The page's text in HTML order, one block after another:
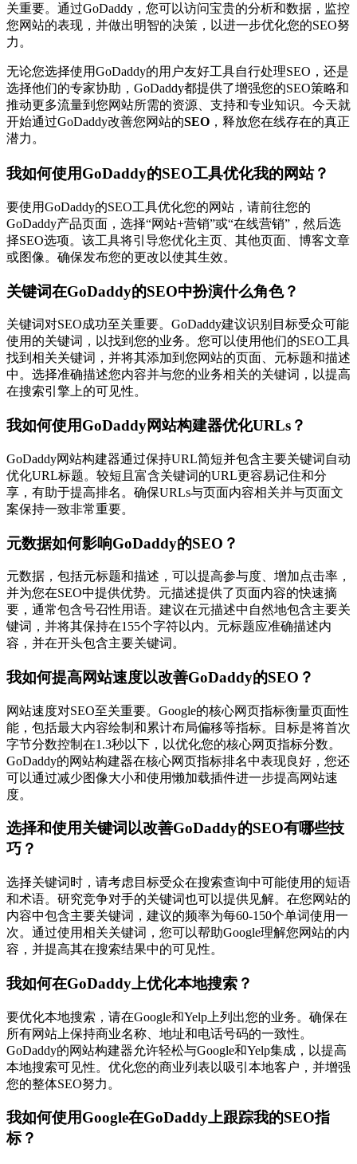
关重要。通过GoDaddy，您可以访问宝贵的分析和数据，监控
您网站的表现，并做出明智的决策，以进一步优化您的SEO努
力。
无论您选择使用GoDaddy的用户友好工具自行处理SEO，还是
选择他们的专家协助，GoDaddy都提供了增强您的SEO策略和
推动更多流量到您网站所需的资源、支持和专业知识。今天就
开始通过GoDaddy改善您网站的SEO ，释放您在线存在的真正
潜力。
我如何使用GoDaddy的SEO工具优化我的网站？
要使用GoDaddy的SEO工具优化您的网站，请前往您的
GoDaddy产品页面，选择“网站+营销”或“在线营销”，然后选
择SEO选项。该工具将引导您优化主页、其他页面、博客文章
或图像。确保发布您的更改以使其生效。
关键词在GoDaddy的SEO中扮演什么角色？
关键词对SEO成功至关重要。GoDaddy建议识别目标受众可能
使用的关键词，以找到您的业务。您可以使用他们的SEO工具
找到相关关键词，并将其添加到您网站的页面、元标题和描述
中。选择准确描述您内容并与您的业务相关的关键词，以提高
在搜索引擎上的可见性。
我如何使用GoDaddy网站构建器优化URLs？
GoDaddy网站构建器通过保持URL简短并包含主要关键词自动
优化URL标题。较短且富含关键词的URL更容易记住和分
享，有助于提高排名。确保URLs与页面内容相关并与页面文
案保持一致非常重要。
元数据如何影响GoDaddy的SEO？
元数据，包括元标题和描述，可以提高参与度、增加点击率，
并为您在SEO中提供优势。元描述提供了页面内容的快速摘
要，通常包含号召性用语。建议在元描述中自然地包含主要关
键词，并将其保持在155个字符以内。元标题应准确描述内
容，并在开头包含主要关键词。
我如何提高网站速度以改善GoDaddy的SEO？
网站速度对SEO至关重要。Google的核心网页指标衡量页面性
能，包括最大内容绘制和累计布局偏移等指标。目标是将首次
字节分数控制在1.3秒以下，以优化您的核心网页指标分数。
GoDaddy的网站构建器在核心网页指标排名中表现良好，您还
可以通过减少图像大小和使用懒加载插件进一步提高网站速
度。
选择和使用关键词以改善GoDaddy的SEO有哪些技
巧？
选择关键词时，请考虑目标受众在搜索查询中可能使用的短语
和术语。研究竞争对手的关键词也可以提供见解。在您网站的
内容中包含主要关键词，建议的频率为每60-150个单词使用一
次。通过使用相关关键词，您可以帮助Google理解您网站的内
容，并提高其在搜索结果中的可见性。
我如何在GoDaddy上优化本地搜索？
要优化本地搜索，请在Google和Yelp上列出您的业务。确保在
所有网站上保持商业名称、地址和电话号码的一致性。
GoDaddy的网站构建器允许轻松与Google和Yelp集成，以提高
本地搜索可见性。优化您的商业列表以吸引本地客户，并增强
您的整体SEO努力。
我如何使用Google在GoDaddy上跟踪我的SEO指
标？